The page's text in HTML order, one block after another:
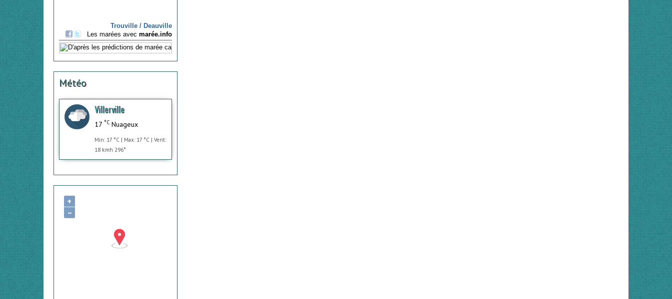
Météo
Villerville
17 °C Nuageux
Min: 17 °C | Max: 17 °C | Vent:
18 kmh 296°
+
−